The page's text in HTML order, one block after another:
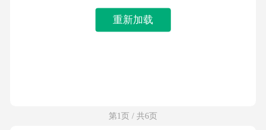
重新加载
第1页 / 共6页